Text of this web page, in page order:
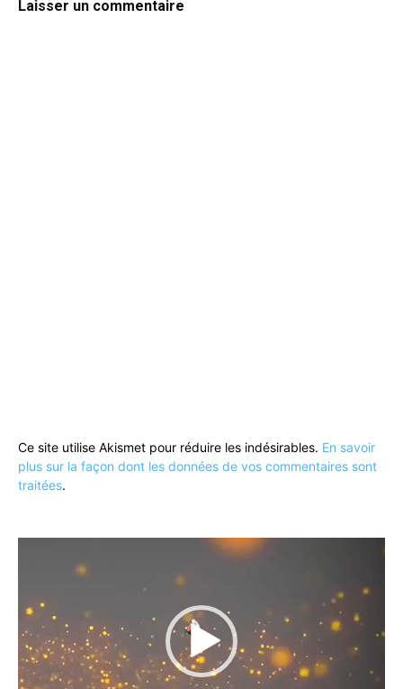
Laisser un commentaire
Ce site utilise Akismet pour réduire les indésirables. En savoir
plus sur la façon dont les données de vos commentaires sont
traitées.